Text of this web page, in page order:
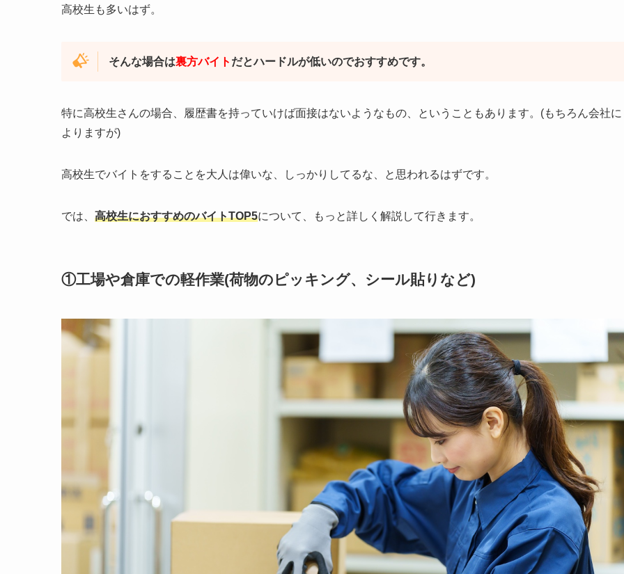
高校生も多いはず。
そんな場合は裏方バイト だとハードルが低いのでおすすめです。
特に高校生さんの場合、履歴書を持っていけば面接はないようなもの、ということもあります。(もちろん会社に
よりますが)
高校生でバイトをすることを大人は偉いな、しっかりしてるな、と思われるはずです。
では、 高校生におすすめのバイトTOP5について、もっと詳しく解説して行きます。
①工場や倉庫での軽作業(荷物のピッキング、シール貼りなど)